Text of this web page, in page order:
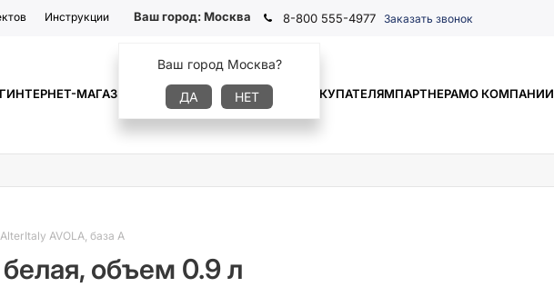
Инструкции Ваш город:Москва
Ваш город Москва?
ДА НЕТ
8-800 555-4977 Заказать звонок
ИНТЕРНЕТ-МАГАЗИН ГДЕ КУПИТЬ ИНФОРМАЦИЯ ПОКУПАТЕЛЯМПАРТНЕРАМО КОМПАНИИ
AVOLA, база А
объем 0.9 л